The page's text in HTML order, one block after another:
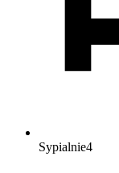
Sypialnie4